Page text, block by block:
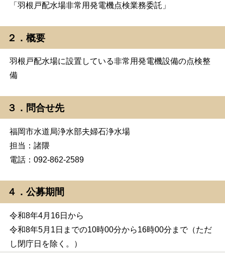
「羽根戸配水場非常用発電機点検業務委託」
２．概要
羽根戸配水場に設置している非常用発電機設備の点検整
備
３．問合せ先
福岡市水道局浄水部夫婦石浄水場
担当：諸隈
電話：092-862-2589
４．公募期間
令和8年4月16日から
令和8年5月1日までの10時00分から16時00分まで（ただ
し閉庁日を除く。）